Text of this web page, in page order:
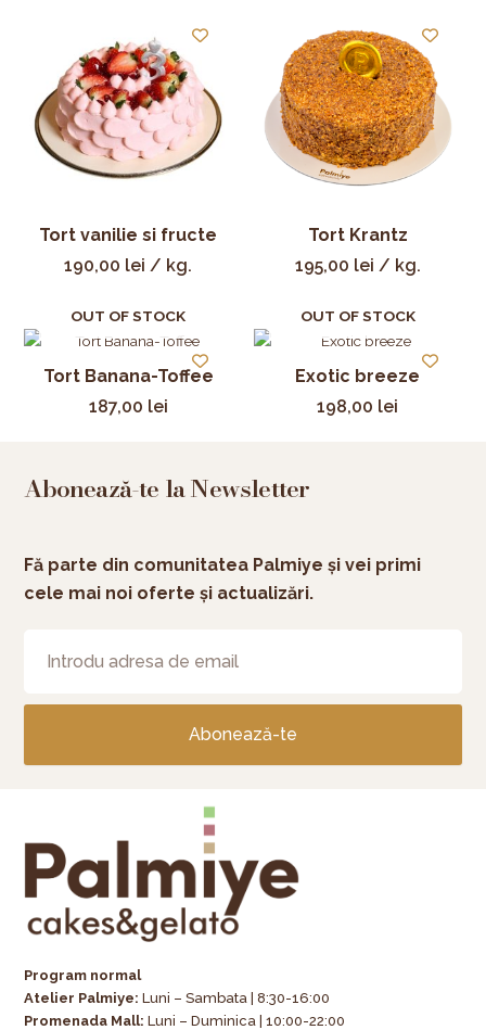
Tort vanilie si fructe
190,00 lei / kg.
Tort Krantz
195,00 lei / kg.
OUT OF STOCK
Tort Banana-Toffee
187,00 lei
OUT OF STOCK
Exotic breeze
198,00 lei
Abonează-te la Newsletter
Fă parte din comunitatea Palmiye și vei primi
cele mai noi oferte și actualizări.
Abonează-te
Program normal
Atelier Palmiye: Luni – Sambata | 8:30-16:00
Promenada Mall: Luni – Duminica | 10:00-22:00